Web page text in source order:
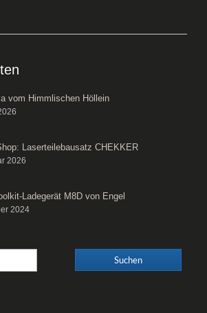
vom Himmlischen Höllein
Laserteilebausatz CHEKKER
2026
Ladegerät M8D von Engel
2024